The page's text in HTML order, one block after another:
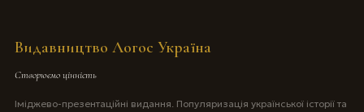
Видавництво Логос Україна
Створюємо цінність
Іміджево-презентаційні видання. Популяризація української історії та